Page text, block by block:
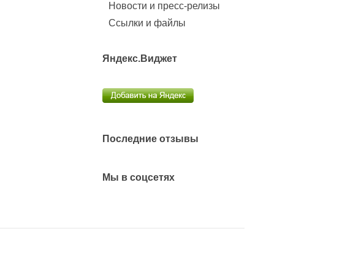
Новости и пресс-релизы
Ссылки и файлы
Яндекс.Виджет
Последние отзывы
Мы в соцсетях